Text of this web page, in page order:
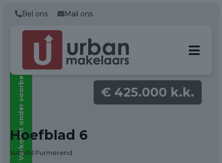
Bel ons Mail ons
Verkocht onder voorbehoud € 425.000 k.k.
Alle foto's
(35)
Hoefblad 6
1441 VM Purmerend